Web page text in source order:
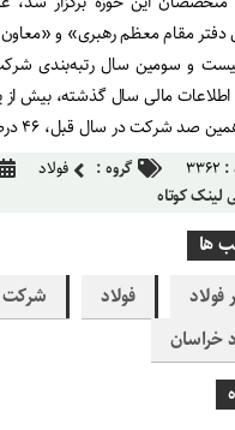
دفتر مقام معظم رهبری» و
شرکت در سال قبل، ۴۶ درصد رشد فروش داشته است.
: ۳۳۶۲ گروه : فولاد
لینک کوتاه
ها
فولاد
فولاد شرکت
خراسان